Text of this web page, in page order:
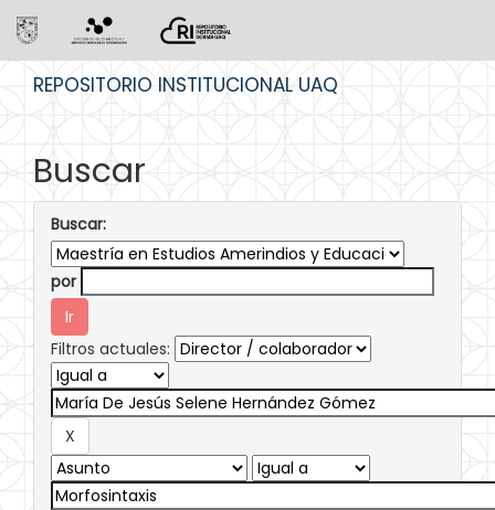
REPOSITORIO INSTITUCIONAL UAQ
Buscar
Buscar:
por
Filtros actuales: